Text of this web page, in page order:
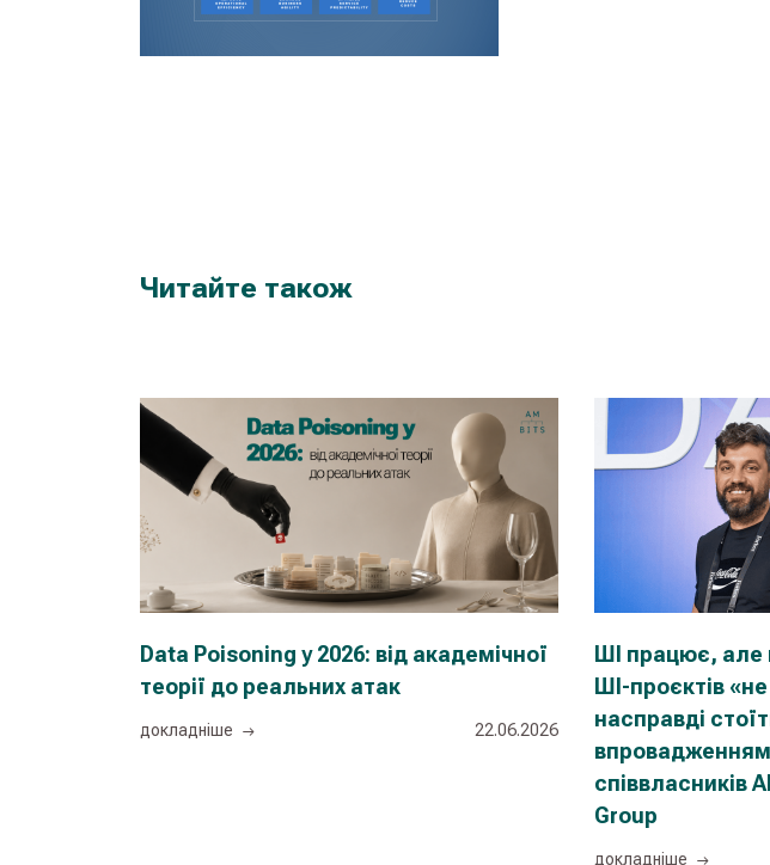
Читайте також
ШІ працює, але
ШІ-проєктів
насправді
співвласників
Group
докладнiше
Data Poisoning у 2026: від академічної
теорії до реальних атак
докладнiше 22.06.2026